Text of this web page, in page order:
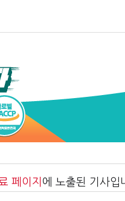
페이지 에 노출된 기사입